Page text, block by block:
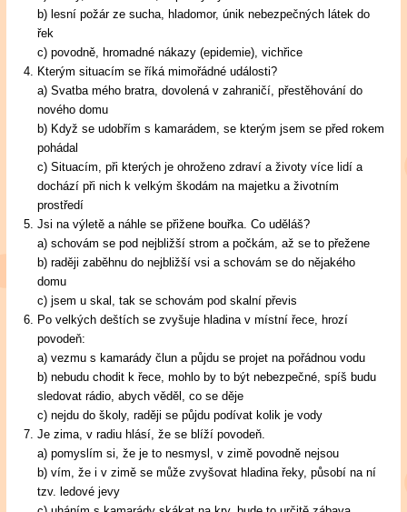
b) lesní požár ze sucha, hladomor, únik nebezpečných látek do
řek
c) povodně, hromadné nákazy (epidemie), vichřice
Kterým situacím se říká mimořádné události?
a) Svatba mého bratra, dovolená v zahraničí, přestěhování do
nového domu
b) Když se udobřím s kamarádem, se kterým jsem se před rokem
pohádal
c) Situacím, při kterých je ohroženo zdraví a životy více lidí a
dochází při nich k velkým škodám na majetku a životním
prostředí
Jsi na výletě a náhle se přižene bouřka. Co uděláš?
a) schovám se pod nejbližší strom a počkám, až se to přežene
b) raději zaběhnu do nejbližší vsi a schovám se do nějakého
domu
c) jsem u skal, tak se schovám pod skalní převis
Po velkých deštích se zvyšuje hladina v místní řece, hrozí
povodeň:
a) vezmu s kamarády člun a půjdu se projet na pořádnou vodu
b) nebudu chodit k řece, mohlo by to být nebezpečné, spíš budu
sledovat rádio, abych věděl, co se děje
c) nejdu do školy, raději se půjdu podívat kolik je vody
Je zima, v radiu hlásí, že se blíží povodeň.
a) pomyslím si, že je to nesmysl, v zimě povodně nejsou
b) vím, že i v zimě se může zvyšovat hladina řeky, působí na ní
tzv. ledové jevy